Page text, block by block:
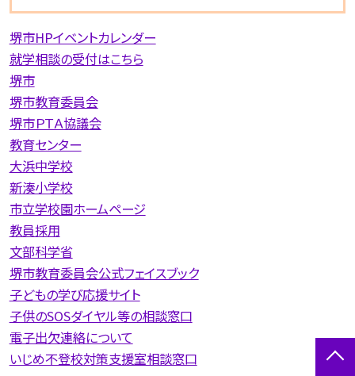
堺市HPイベントカレンダー
就学相談の受付はこちら
堺市
堺市教育委員会
堺市ＰＴＡ協議会
教育センター
大浜中学校
新湊小学校
市立学校園ホームページ
教員採用
文部科学省
堺市教育委員会公式フェイスブック
子どもの学び応援サイト
子供のSOSダイヤル等の相談窓口
電子出欠連絡について
いじめ不登校対策支援室相談窓口